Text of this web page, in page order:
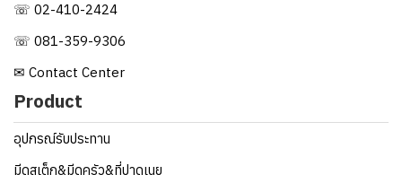
☏ 02-410-2424
☏ 081-359-9306
✉ Contact Center
Product
อุปกรณ์รับประทาน
มีดสเต็ก&มีดครัว&ที่ปาดเนย